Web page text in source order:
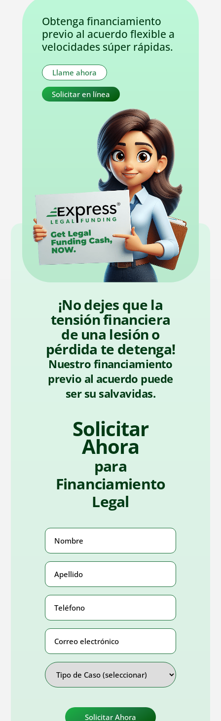
Obtenga financiamiento
previo al acuerdo flexible a
velocidades súper rápidas.
Llame ahora
Solicitar en línea
¡No dejes que la
tensión financiera
de una lesión o
pérdida te detenga!
Nuestro financiamiento
previo al acuerdo puede
ser su salvavidas.
Solicitar
Ahora
para
Financiamiento
Legal
Nombre
Apellido
Teléfono
Number(Obligatorio)
Correo
electrónico
Address
Tipo
de
Caso